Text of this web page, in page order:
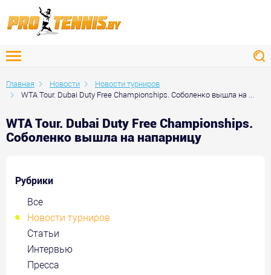
Главная Новости
Новости турниров
WTA Tour. Dubai Duty Free Championships. Соболенко вышла на ...
WTA Tour. Dubai Duty Free Championships.
Соболенко вышла на напарницу
Рубрики
Все
Новости турниров
Статьи
Интервью
Пресса